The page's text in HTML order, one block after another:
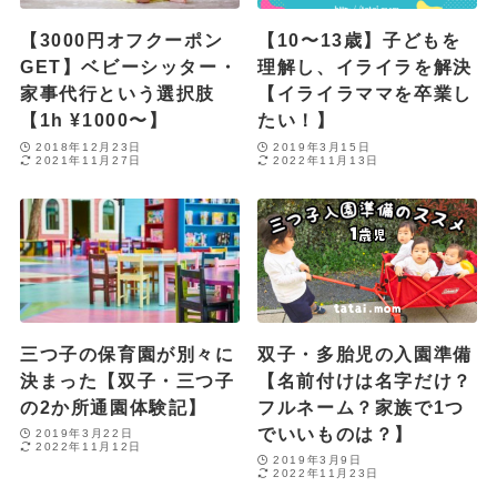
【3000円オフクーポン
GET】ベビーシッター・
家事代行という選択肢
【1h ¥1000〜】
2018年12月23日
2021年11月27日
【10〜13歳】子どもを
理解し、イライラを解決
【イライラママを卒業し
たい！】
2019年3月15日
2022年11月13日
三つ子の保育園が別々に
決まった【双子・三つ子
の2か所通園体験記】
2019年3月22日
2022年11月12日
双子・多胎児の入園準備
【名前付けは名字だけ？
フルネーム？家族で1つ
でいいものは？】
2019年3月9日
2022年11月23日